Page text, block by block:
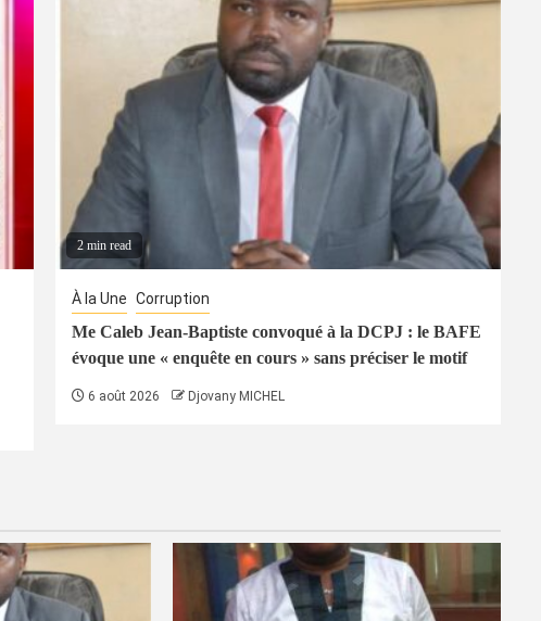
2 min read
À la Une Corruption
Me Caleb Jean-Baptiste convoqué à la DCPJ : le BAFE
évoque une « enquête en cours » sans préciser le motif
6 août 2026 Djovany MICHEL